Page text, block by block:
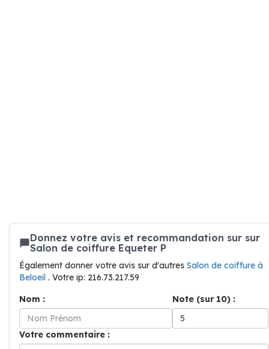
Donnez votre avis et recommandation sur sur
Salon de coiffure Equeter P
Également donner votre avis sur d'autres Salon de coiffure à
Beloeil . Votre ip: 216.73.217.59
Nom :
Note (sur 10) :
Votre commentaire :